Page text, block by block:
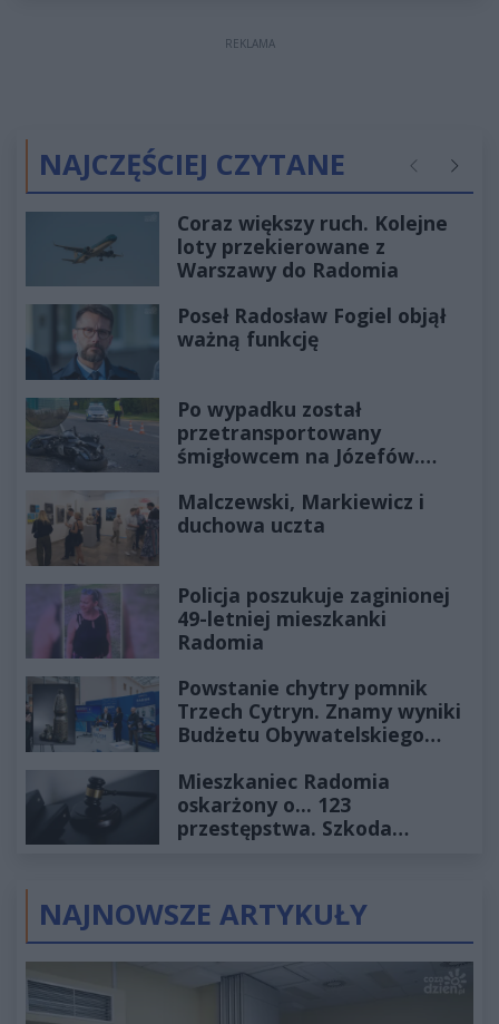
REKLAMA
NAJCZĘŚCIEJ CZYTANE Poprzednie
Coraz większy ruch. Kolejne
loty przekierowane z
Warszawy do Radomia
Poseł Radosław Fogiel objął
ważną funkcję
Po wypadku został
przetransportowany
śmigłowcem na Józefów.
Malczewski, Markiewicz i
duchowa uczta
Policja poszukuje zaginionej
49-letniej mieszkanki
Radomia
Powstanie chytry pomnik
Trzech Cytryn. Znamy wyniki
Budżetu Obywatelskiego
Mieszkaniec Radomia
oskarżony o... 123
przestępstwa. Szkoda
NAJNOWSZE ARTYKUŁY